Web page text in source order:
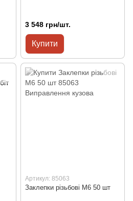
3 548 грн/шт.
Купити
Артикул: 85063
Заклепки різьбові М6 50 шт